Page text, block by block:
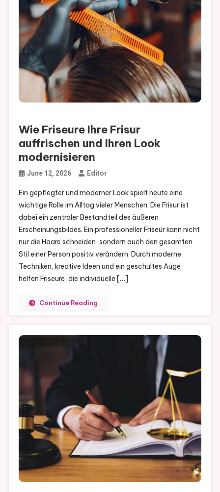
Wie Friseure Ihre Frisur
auffrischen und Ihren Look
modernisieren
June 12, 2026 Editor
Ein gepflegter und moderner Look spielt heute eine
wichtige Rolle im Alltag vieler Menschen. Die Frisur ist
dabei ein zentraler Bestandteil des äußeren
Erscheinungsbildes. Ein professioneller Friseur kann nicht
nur die Haare schneiden, sondern auch den gesamten
Stil einer Person positiv verändern. Durch moderne
Techniken, kreative Ideen und ein geschultes Auge
helfen Friseure, die individuelle […]
Continue Reading